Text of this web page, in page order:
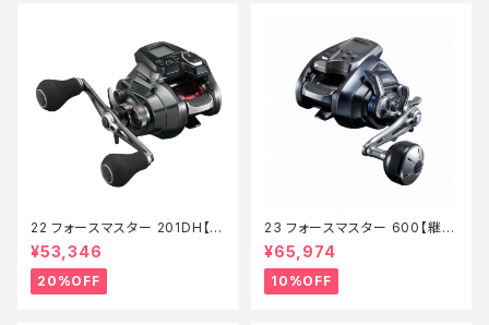
22 フォースマスター 201DH【特
価リール】【20】
¥53,346
20%OFF
23 フォースマスター 600【継続
セール_リール】【10】
¥65,974
10%OFF